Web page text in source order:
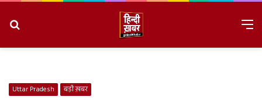
Uttar Pradesh बड़ी ख़बर